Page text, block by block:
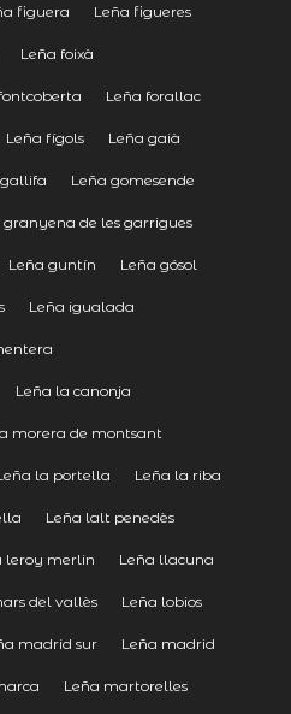
figuera Leña figueres
Leña foixà
Leña forallac
Leña fígols Leña gaià
Leña gomesende
granyena de les garrigues
Leña guntín Leña gósol
Leña igualada
Leña la canonja
morera de montsant
la portella Leña la riba
Leña lalt penedès
leroy merlin Leña llacuna
del vallès Leña lobios
madrid sur Leña madrid
Leña martorelles